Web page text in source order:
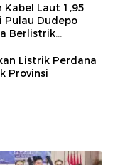
Kabel Laut 1,95
Pulau Dudepo
Berlistrik
Listrik Perdana
Provinsi